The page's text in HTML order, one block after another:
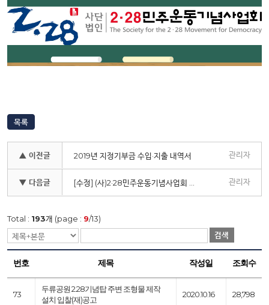
목록
▲ 이전글 2019년 지정기부금 수입·지출 내역서 관리자
▼ 다음글 관리자
Total : 193개 (page : 9/13)
검색
번호 제목 작성일 조회수
73
두류공원 2.28기념탑 주변 조형물 제작
설치 입찰(재)공고
2020.10.16 28,798